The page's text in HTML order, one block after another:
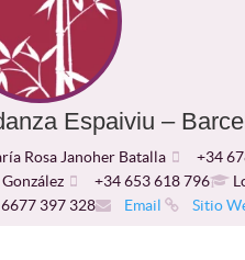
Espaiviu –
Rosa Janoher Batalla
+34
+34 653 618 796
397 328
Email Sitio